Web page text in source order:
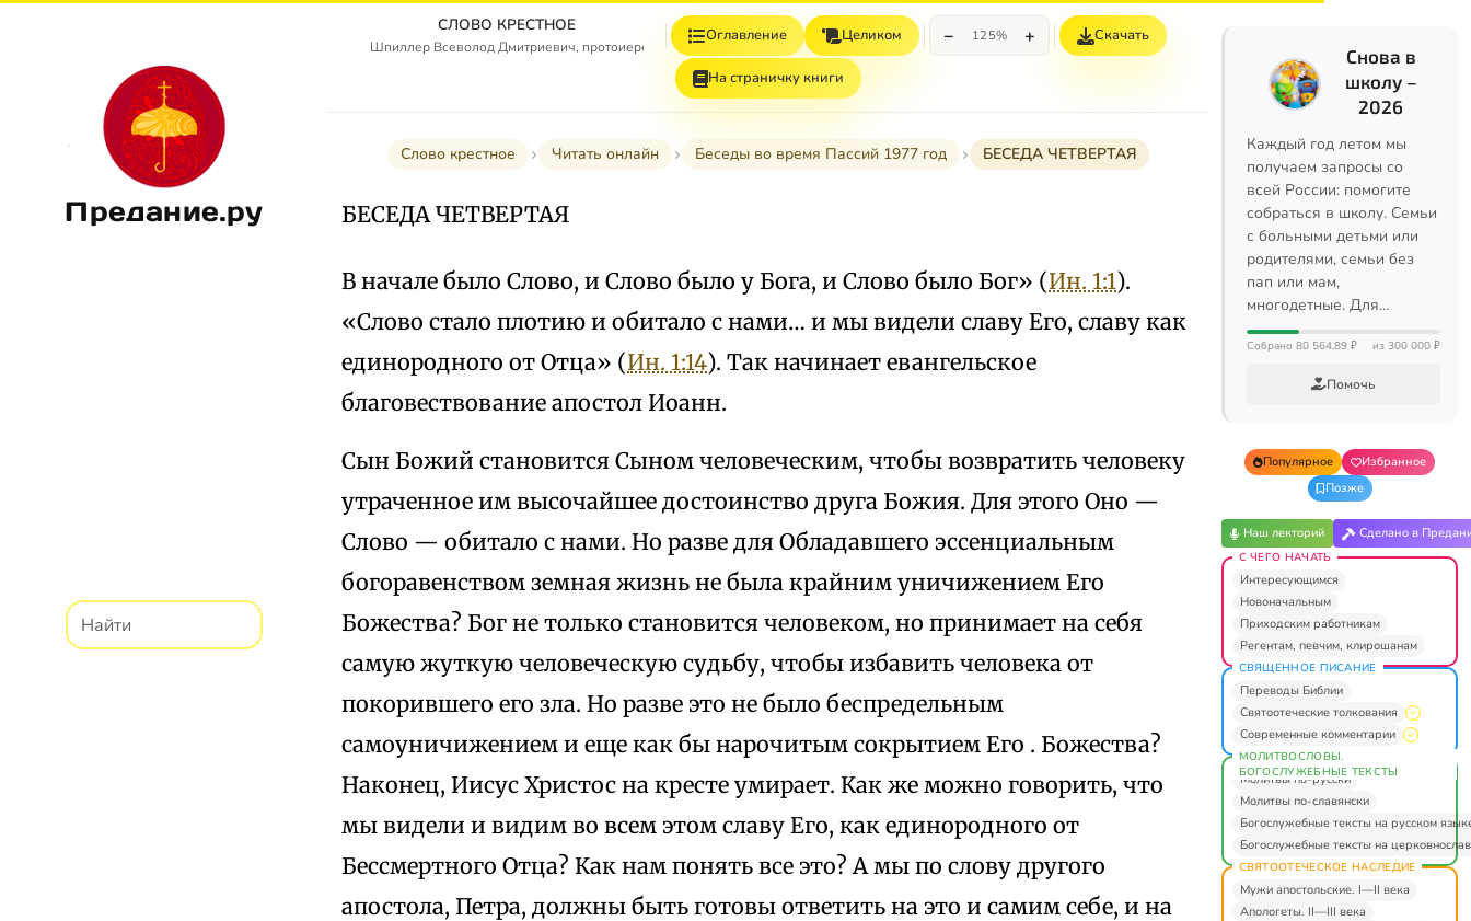
Предание.ру
СЛОВО КРЕСТНОЕ
Шпиллер Всеволод Дмитриевич, протоиерей
Оглавление Целиком − 125% + Скачать
На страничку книги
Слово крестное Читать онлайн Беседы во время Пассий 1977 год БЕСЕДА ЧЕТВЕРТАЯ
БЕСЕДА ЧЕТВЕРТАЯ
В начале было Слово, и Слово было у Бога, и Слово было Бог» (Ин. 1:1).
«Слово стало плотию и обитало с нами… и мы видели славу Его, славу как
единородного от Отца» (Ин. 1:14). Так начинает евангельское
благовествование апостол Иоанн.
Сын Божий становится Сыном человеческим, чтобы возвратить человеку
утраченное им высочайшее достоинство друга Божия. Для этого Оно —
Слово — обитало с нами. Но разве для Обладавшего эссенциальным
богоравенством земная жизнь не была крайним уничижением Его
Божества? Бог не только становится человеком, но принимает на себя
самую жуткую человеческую судьбу, чтобы избавить человека от
покорившего его зла. Но разве это не было беспредельным
самоуничижением и еще как бы нарочитым сокрытием Его . Божества?
Наконец, Иисус Христос на кресте умирает. Как же можно говорить, что
мы видели и видим во всем этом славу Его, как единородного от
Бессмертного Отца? Как нам понять все это? А мы по слову другого
апостола, Петра, должны быть готовы ответить на это и самим себе, и на
Снова в
школу –
2026
Каждый год летом мы
получаем запросы со
всей России: помогите
собраться в школу. Семьи
с больными детьми или
родителями, семьи без
пап или мам,
многодетные. Для…
Собрано 80 564,89 ₽ из 300 000 ₽
Помочь
Популярное
Избранное
Позже
Наш лекторий Сделано в
С ЧЕГО НАЧАТЬ
Интересующимся
Новоначальным
Приходским работникам
Регентам, певчим, клирошанам
СВЯЩЕННОЕ ПИСАНИЕ
Переводы Библии
Святоотеческие толкования
Современные комментарии
МОЛИТВОСЛОВЫ.
БОГОСЛУЖЕБНЫЕ ТЕКСТЫ
Молитвы по-русски
Молитвы по-славянски
Богослужебные тексты на русском
Богослужебные тексты на
СВЯТООТЕЧЕСКОЕ НАСЛЕДИЕ
Мужи апостольские. I—II века
Апологеты. II—III века